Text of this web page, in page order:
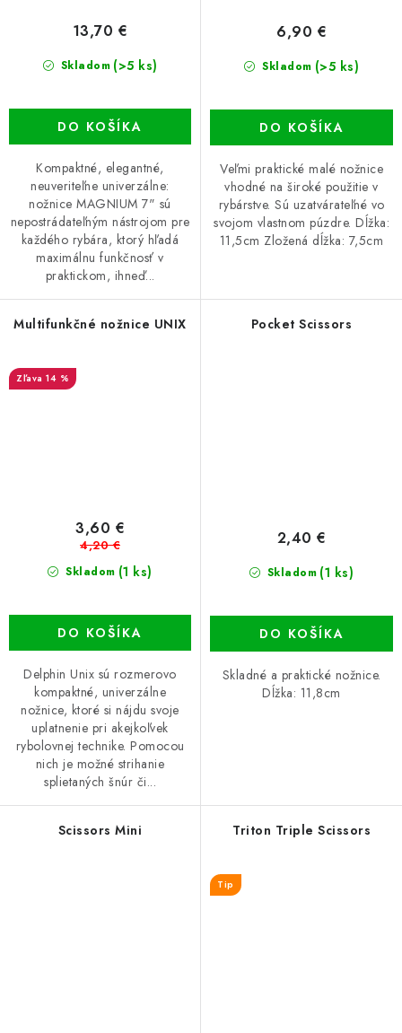
Skladom (>5 ks)
13,70 €
DO KOŠÍKA
Kompaktné, elegantné,
neuveriteľne univerzálne:
nožnice MAGNIUM 7" sú
nepostrádateľným nástrojom pre
každého rybára, ktorý hľadá
maximálnu funkčnosť v
praktickom, ihneď...
Skladom (>5 ks)
6,90 €
DO KOŠÍKA
Veľmi praktické malé nožnice
vhodné na široké použitie v
rybárstve. Sú uzatvárateľné vo
svojom vlastnom púzdre. Dĺžka:
11,5cm Zložená dĺžka: 7,5cm
Multifunkčné nožnice UNIX
14 %
Skladom (1 ks)
3,60 €
4,20 €
DO KOŠÍKA
Delphin Unix sú rozmerovo
kompaktné, univerzálne
nožnice, ktoré si nájdu svoje
uplatnenie pri akejkoľvek
rybolovnej technike. Pomocou
nich je možné strihanie
splietaných šnúr či...
Pocket Scissors
Skladom (1 ks)
2,40 €
DO KOŠÍKA
Skladné a praktické nožnice.
Dĺžka: 11,8cm
Scissors Mini Triton Triple Scissors
Tip